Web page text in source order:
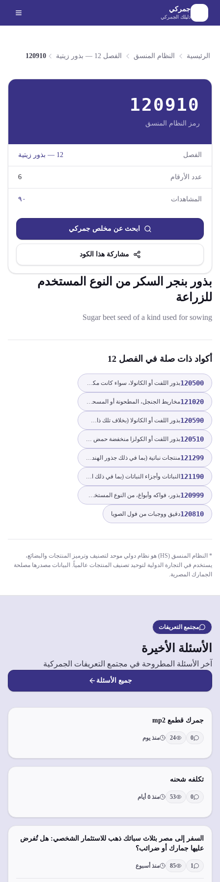
الانتقال إلى المحتوى الرئيسي
جمركي
دليلك الجمركي
الرئيسية النظام المنسق الفصل 12 — بذور زيتية 120910
120910
رمز النظام المنسق
الفصل 12
— بذور زيتية
عدد الأرقام 6
المشاهدات ٩٠
ابحث عن مخلص جمركي
مشاركة هذا الكود
بذور بنجر السكر من النوع المستخدم
للزراعة
Sugar beet seed of a kind used for sowing
أكواد ذات صلة في الفصل 12
120500 بذور اللفت أو الكانولا، سواء كانت مكسورة أم لا
121020 مخاريط الجنجل، المطحونة أو المسحوقة أو على شكل حبيبات؛ لوبولين
120590 بذور اللفت أو الكانولا (بخلاف تلك ذات الحمض الإيروسيكي المنخفض)، سواء كانت مكسورة أم لا
120510 بذور اللفت أو الكولزا منخفضة حمض الإيروسيك، سواء كانت مكسورة أم لا
121299 منتجات نباتية (بما في ذلك جذور الهندباء غير المحمصة من نوع cichorium intybus sativum) من النوع المستخدم بشكل أساسي للاستهلاك البشري، غير مذكورة ولا داخلة في مكان آخر
121190 النباتات وأجزاء النباتات (بما في ذلك البذور والفواكه)، المستخدمة بشكل رئيسي في العطور أو الصيدلة أو لمبيدات الحشرات، إلخ، طازجة أو مجففة، إلخ، غير مذكورة ولا داخلة في مكان آخر
120999 بذور، فواكه وأبواغ، من النوع المستخدم للزراعة، غير مذكورة ولا داخلة في مكان آخر
120810دقيق ووجبات من فول الصويا
* النظام المنسق (HS) هو نظام دولي موحد لتصنيف وترميز المنتجات والبضائع،
يستخدم في التجارة الدولية لتوحيد تصنيف المنتجات عالمياً. البيانات مصدرها مصلحة
الجمارك المصرية.
مجتمع التعريفات
الأسئلة الأخيرة
آخر الأسئلة المطروحة في مجتمع التعريفات الجمركية
جميع الأسئلة
جمرك قطمع mp2
0
24 منذ يوم
تكلفه شحنه
0
53 منذ ٥ أيام
السفر إلى مصر بثلاث سبائك ذهب للاستثمار الشخصي: هل تُفرض
عليها جمارك أو ضرائب؟
1
85 منذ أسبوع